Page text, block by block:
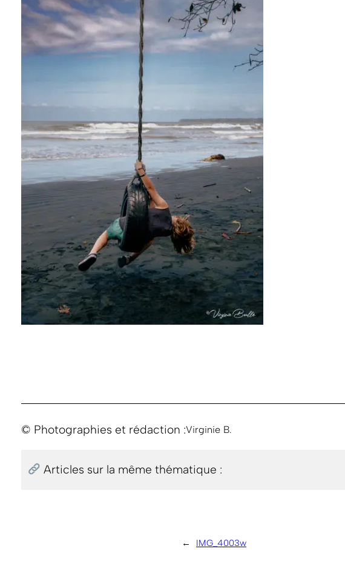
© Photographies et rédaction :Virginie B.
Articles sur la même thématique :
← IMG_4003w